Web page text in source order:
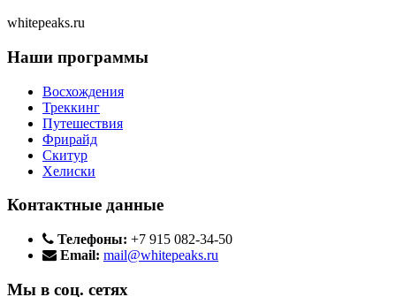
whitepeaks.ru
Наши программы
Восхождения
Треккинг
Путешествия
Фрирайд
Скитур
Хелиски
Контактные данные
Телефоны: +7 915 082-34-50
Email: mail@whitepeaks.ru
Мы в соц. сетях